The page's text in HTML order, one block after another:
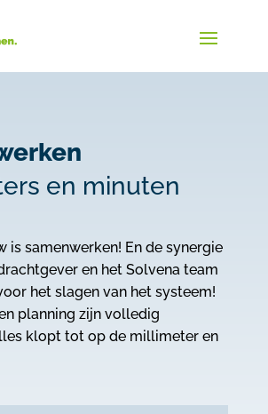
en minuten
is samenwerken! En de synergie
en het Solvena team
het slagen van het systeem!
planning zijn volledig
klopt tot op de millimeter en